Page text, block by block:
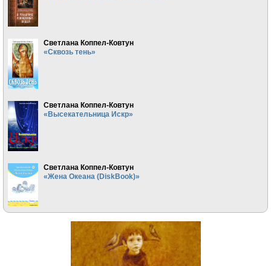
Светлана Коппел-Ковтун
«Сквозь тень»
Светлана Коппел-Ковтун
«Высекательница Искр»
Светлана Коппел-Ковтун
«Жена Океана (DiskBook)»